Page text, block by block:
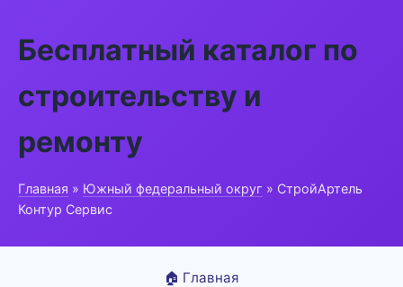
Бесплатный каталог по
строительству и
ремонту
Главная » Южный федеральный округ » СтройАртель
Контур Сервис
🏠 Главная